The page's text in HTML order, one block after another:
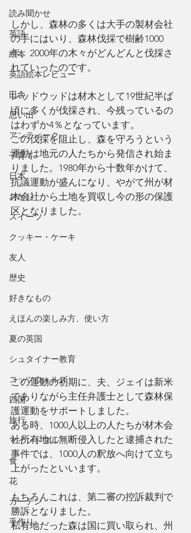
読み聞かせ
英語
絵本
英語絵本レビュー
田舎
思い出
アンティーク
子育て
日本
おかし
スイーツ
クッキー・ケーキ
友人
歴史
好きなもの
えほんの楽しみ方、使い方
夏の英国
シュタイナー教育
コッツウォルズ
四国
旅行
マインドフル
食
花
ガーデン
手作り
しかし、森林の多くは大手の製材会社
の手にはいり、森林伐採で樹齢1000
年、2000年の木々がどんどんと伐採さ
れていったのです。
レッドウッドは材木として19世紀半ば
頃に多くが伐採され、今残っているの
はわずか4％となっています。
この伐採を阻止し、森を守ろうという
運動は地元の人たちから発信され始ま
りました。1980年から十数年かけて、
抗議運動が盛んになり、やがて州が材
木会社から土地を買収し今の形の保護
区となりました。
この運動の初期に、夫、ジェイは新米
でありながら主任弁護士として森林保
護運動をサポートしました。
ある時、1000人以上の人たちが材木会
社所有地に無断侵入したと逮捕された
事件では、1000人の釈放へ向けて立ち
上がったといいます。
もちろんこれは、第二審の控訴裁判で
勝訴となりました。
私有地だった森は国に買い取られ、州